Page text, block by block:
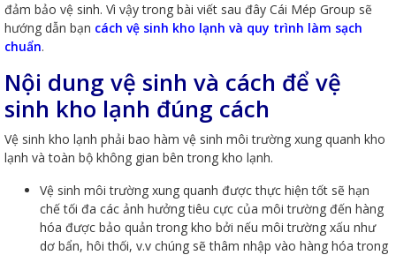
đảm bảo vệ sinh. Vì vậy trong bài viết sau đây Cái Mép Group sẽ
hướng dẫn bạn cách vệ sinh kho lạnh và quy trình làm sạch
chuẩn.
Nội dung vệ sinh và cách để vệ
sinh kho lạnh đúng cách
Vệ sinh kho lạnh phải bao hàm vệ sinh môi trường xung quanh kho
lạnh và toàn bộ không gian bên trong kho lạnh.
Vệ sinh môi trường xung quanh được thực hiện tốt sẽ hạn
chế tối đa các ảnh hưởng tiêu cực của môi trường đến hàng
hóa được bảo quản trong kho bởi nếu môi trường xấu như
dơ bẩn, hôi thối, v.v chúng sẽ thâm nhập vào hàng hóa trong